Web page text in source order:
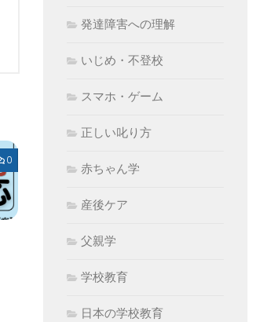
0
発達障害への理解
いじめ・不登校
スマホ・ゲーム
正しい叱り方
赤ちゃん学
産後ケア
父親学
学校教育
日本の学校教育